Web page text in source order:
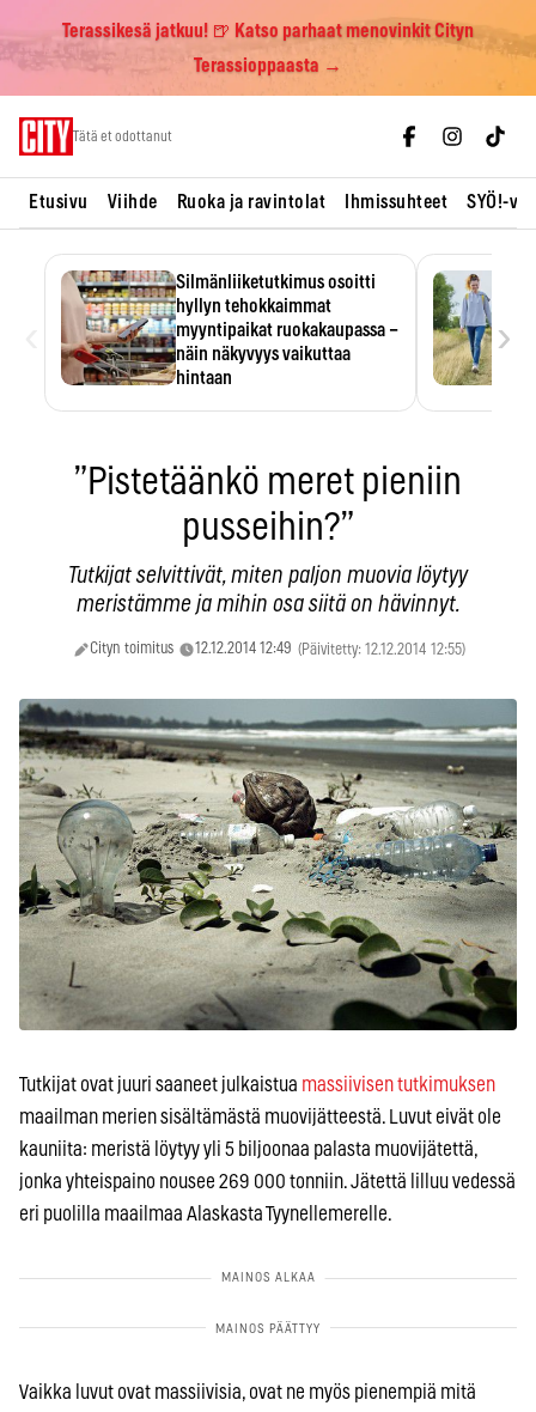
Terassikesä jatkuu! 🍺 Katso parhaat menovinkit Cityn
Terassioppaasta →
Tätä et odottanut
Etusivu Viihde Ruoka ja ravintolat Ihmissuhteet SYÖ!-
Silmänliiketutkimus osoitti
hyllyn tehokkaimmat
myyntipaikat ruokakaupassa –
näin näkyvyys vaikuttaa
hintaan
›
”Pistetäänkö meret pieniin
pusseihin?”
Tutkijat selvittivät, miten paljon muovia löytyy
meristämme ja mihin osa siitä on hävinnyt.
Cityn toimitus 12.12.2014 12:49 (Päivitetty: 12.12.2014 12:55)
Tutkijat ovat juuri saaneet julkaistua massiivisen tutkimuksen
maailman merien sisältämästä muovijätteestä. Luvut eivät ole
kauniita: meristä löytyy yli 5 biljoonaa palasta muovijätettä,
jonka yhteispaino nousee 269 000 tonniin. Jätettä lilluu vedessä
eri puolilla maailmaa Alaskasta Tyynellemerelle.
Vaikka luvut ovat massiivisia, ovat ne myös pienempiä mitä